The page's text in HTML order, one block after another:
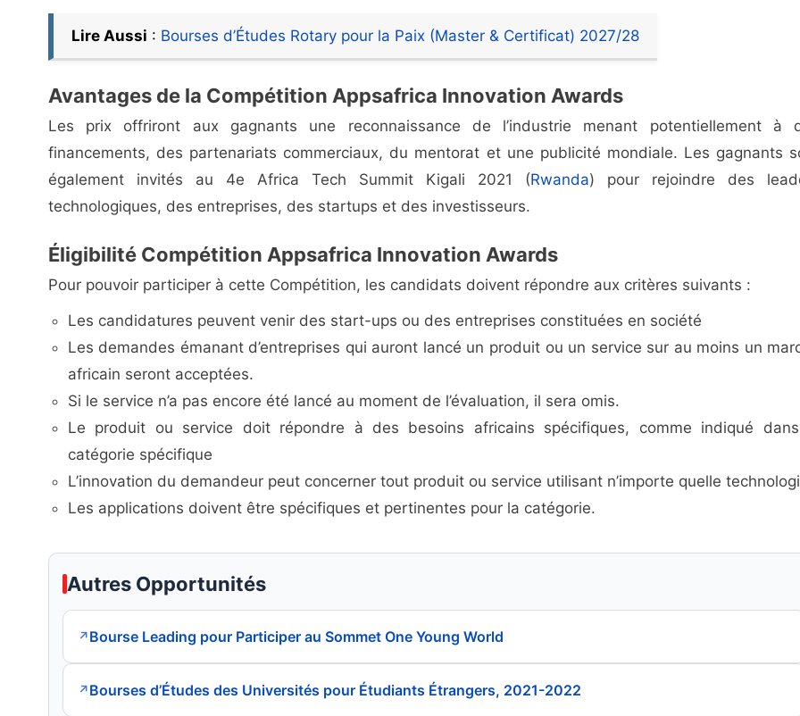
Lire Aussi : Bourses d’Études Rotary pour la Paix (Master & Certificat) 2027/28
Avantages de la Compétition Appsafrica Innovation Awards
Les prix offriront aux gagnants une reconnaissance de l’industrie menant potentiellement à
financements, des partenariats commerciaux, du mentorat et une publicité mondiale. Les gagnants
également invités au 4e Africa Tech Summit Kigali 2021 (Rwanda) pour rejoindre des
technologiques, des entreprises, des startups et des investisseurs.
Éligibilité Compétition Appsafrica Innovation Awards
Pour pouvoir participer à cette Compétition, les candidats doivent répondre aux critères suivants :
Les candidatures peuvent venir des start-ups ou des entreprises constituées en société
Les demandes émanant d’entreprises qui auront lancé un produit ou un service sur au moins un
africain seront acceptées.
Si le service n’a pas encore été lancé au moment de l’évaluation, il sera omis.
Le produit ou service doit répondre à des besoins africains spécifiques, comme indiqué
catégorie spécifique
L’innovation du demandeur peut concerner tout produit ou service utilisant n’importe quelle
Les applications doivent être spécifiques et pertinentes pour la catégorie.
Autres Opportunités
↗Bourse Leading pour Participer au Sommet One Young World
↗Bourses d’Études des Universités pour Étudiants Étrangers, 2021-2022